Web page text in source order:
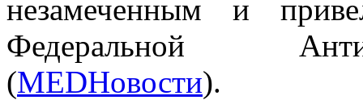
незамеченным и
Федеральной
(MEDНовости).